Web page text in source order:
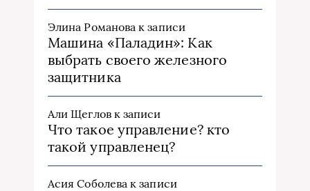
Элина Романова к записи
Машина «Паладин»: Как
выбрать своего железного
защитника
Али Щегловк записи
Что такое управление? кто
такой управленец?
Асия Соболева к записи